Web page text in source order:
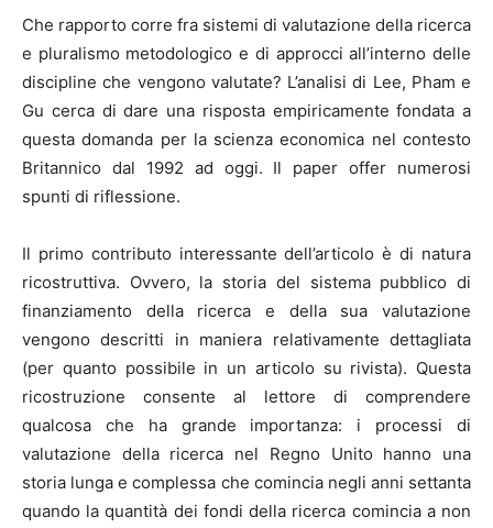
Che rapporto corre fra sistemi di valutazione della ricerca
e pluralismo metodologico e di approcci all’interno delle
discipline che vengono valutate? L’analisi di Lee, Pham e
Gu cerca di dare una risposta empiricamente fondata a
questa domanda per la scienza economica nel contesto
Britannico dal 1992 ad oggi. Il paper offer numerosi
spunti di riflessione.
Il primo contributo interessante dell’articolo è di natura
ricostruttiva. Ovvero, la storia del sistema pubblico di
finanziamento della ricerca e della sua valutazione
vengono descritti in maniera relativamente dettagliata
(per quanto possibile in un articolo su rivista). Questa
ricostruzione consente al lettore di comprendere
qualcosa che ha grande importanza: i processi di
valutazione della ricerca nel Regno Unito hanno una
storia lunga e complessa che comincia negli anni settanta
quando la quantità dei fondi della ricerca comincia a non